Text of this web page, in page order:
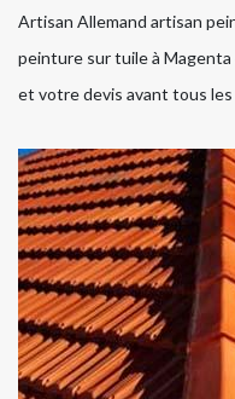
Artisan Allemand artisan
peinture sur tuile à Magenta
et votre devis avant tous